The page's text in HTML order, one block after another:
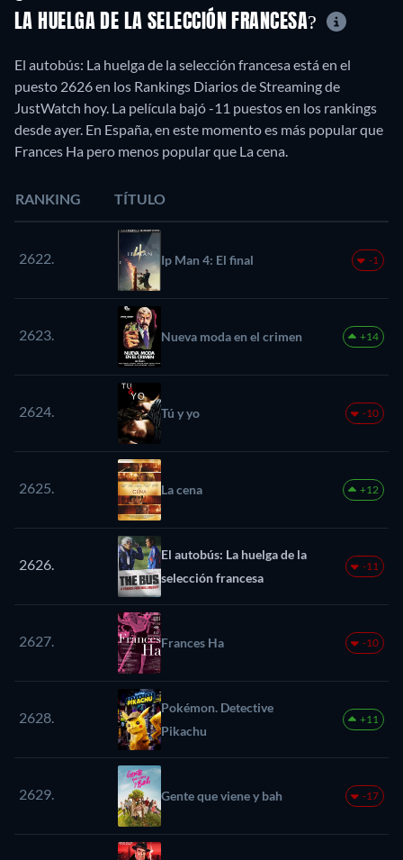
LA HUELGA DE LA SELECCIÓN FRANCESA?
El autobús: La huelga de la selección francesa está en el
puesto 2626 en los Rankings Diarios de Streaming de
JustWatch hoy. La película bajó -11 puestos en los rankings
desde ayer. En España, en este momento es más popular que
Frances Ha pero menos popular que La cena.
RANKING TÍTULO
2622. Ip Man 4: El final -1
2623. Nueva moda en el crimen +14
2624. Tú y yo -10
2625. La cena +12
2626.
El autobús: La huelga de la
selección francesa
-11
2627. Frances Ha -10
2628.
Pokémon. Detective
Pikachu
+11
2629. Gente que viene y bah -17